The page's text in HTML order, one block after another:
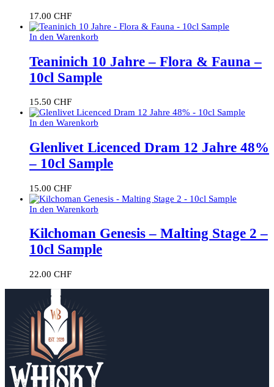
17.00 CHF
In den Warenkorb
Teaninich 10 Jahre – Flora & Fauna –
10cl Sample
15.50 CHF
In den Warenkorb
Glenlivet Licenced Dram 12 Jahre 48%
– 10cl Sample
15.00 CHF
In den Warenkorb
Kilchoman Genesis – Malting Stage 2 –
10cl Sample
22.00 CHF